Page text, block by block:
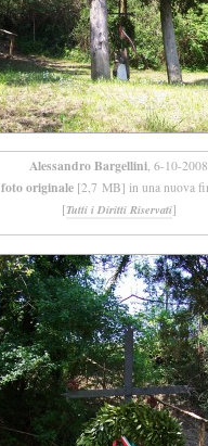
Alessandro Bargellini, 6-10-2008
foto originale [2,7 MB] in una nuova
[Tutti i Diritti Riservati]